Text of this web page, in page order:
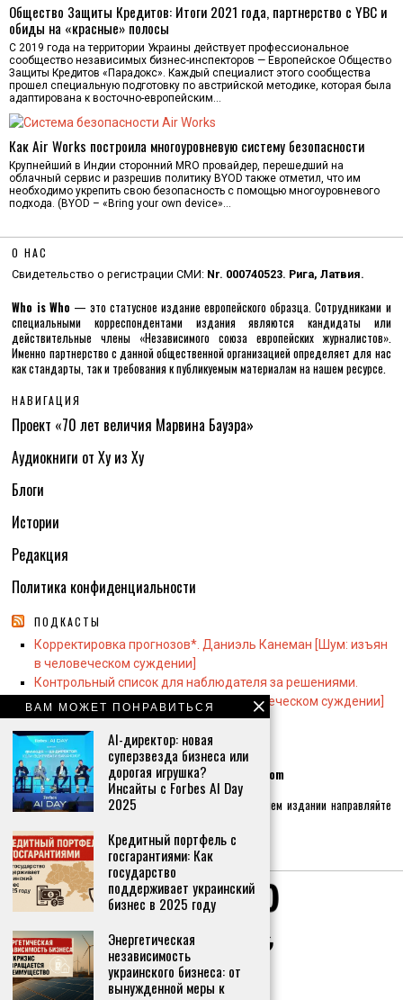
Общество Защиты Кредитов: Итоги 2021 года, партнерство с YBC и
обиды на «красные» полосы
С 2019 года на территории Украины действует профессиональное
сообщество независимых бизнес-инспекторов — Европейское Общество
Защиты Кредитов «Парадокс». Каждый специалист этого сообщества
прошел специальную подготовку по австрийской методике, которая была
адаптирована к восточно-европейским…
Как Air Works построила многоуровневую систему безопасности
Крупнейший в Индии сторонний MRO провайдер, перешедший на
облачный сервис и разрешив политику BYOD также отметил, что им
необходимо укрепить свою безопасность с помощью многоуровневого
подхода. (BYOD – «Bring your own device»…
О НАС
Свидетельство о регистрации СМИ: Nr. 000740523. Рига, Латвия.
Who is Who — это статусное издание европейского образца. Сотрудниками и
специальными корреспондентами издания являются кандидаты или
действительные члены «Независимого союза европейских журналистов».
Именно партнерство с данной общественной организацией определяет для нас
как стандарты, так и требования к публикуемым материалам на нашем ресурсе.
НАВИГАЦИЯ
Проект «70 лет величия Марвина Бауэра»
Аудиокниги от Ху из Ху
Блоги
Истории
Редакция
Политика конфиденциальности
ПОДКАСТЫ
Корректировка прогнозов*. Даниэль Канеман [Шум: изъян
в человеческом суждении]
Контрольный список для наблюдателя за решениями.
Даниэль Канеман [Шум: изъян в человеческом суждении]
КОНТАКТЫ:
Контактная почта по общим вопросамinfo@whiswh.com
Если хотите реализовать себя как журналиста в нашем издании направляйте
Главный редактор:Вероника Сергеевна Островская
ВАМ МОЖЕТ ПОНРАВИТЬСЯ
AI-директор: новая
суперзвезда бизнеса или
дорогая игрушка?
Инсайты с Forbes AI Day
2025
Кредитный портфель с
госгарантиями: Как
государство
поддерживает украинский
бизнес в 2025 году
Энергетическая
независимость
украинского бизнеса: от
вынужденной меры к